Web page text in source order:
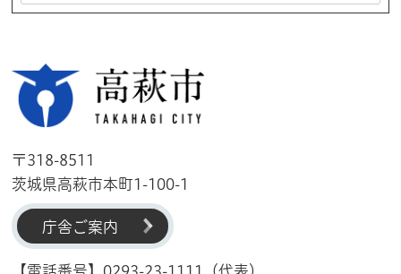
〒318-8511
茨城県高萩市本町1-100-1
庁舎ご案内